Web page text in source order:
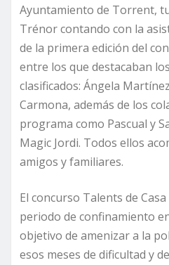
Ayuntamiento de Torrent,
Trénor contando con la
de la primera edición del
entre los que destacaban
clasificados: Ángela
Carmona, además de los
programa como Pascual y
Magic Jordi. Todos ellos
amigos y familiares.
El concurso Talents de
periodo de confinamiento
objetivo de amenizar a la
esos meses de dificultad y